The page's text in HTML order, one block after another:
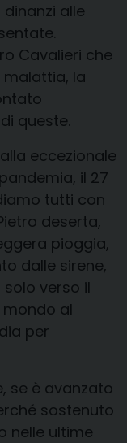
alle
Cavalieri che
malattia, la
queste.
eccezionale
il 27
tutti con
deserta,
pioggia,
dalle sirene,
verso il
al
per
se è avanzato
sostenuto
nelle ultime